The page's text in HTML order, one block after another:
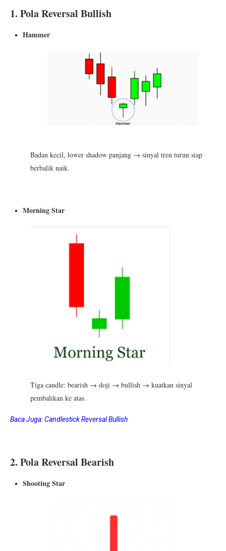
1. Pola Reversal Bullish
Hammer
Badan kecil, lower shadow panjang → sinyal tren turun siap
berbalik naik.
Morning Star
Tiga candle: bearish → doji → bullish → kuatkan sinyal
pembalikan ke atas.
Baca Juga:Candlestick Reversal Bullish
2. Pola Reversal Bearish
Shooting Star